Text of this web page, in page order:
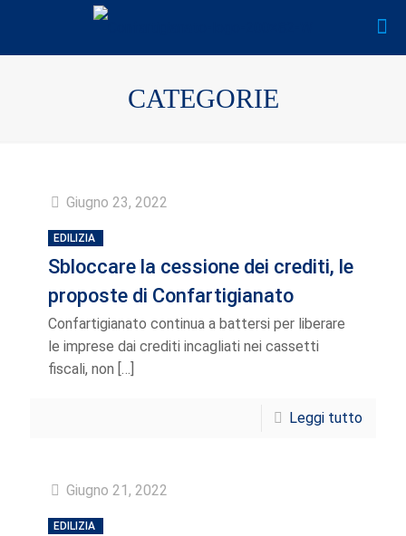
CATEGORIE
Giugno 23, 2022
EDILIZIA
Sbloccare la cessione dei crediti, le
proposte di Confartigianato
Confartigianato continua a battersi per liberare
le imprese dai crediti incagliati nei cassetti
fiscali, non […]
Leggi tutto
Giugno 21, 2022
EDILIZIA